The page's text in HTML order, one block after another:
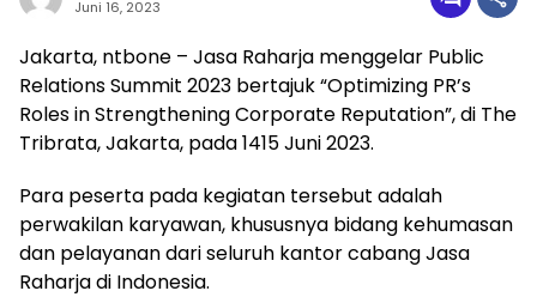
Juni 16, 2023
Jakarta, ntbone – Jasa Raharja menggelar Public
Relations Summit 2023 bertajuk “Optimizing PR’s
Roles in Strengthening Corporate Reputation”, di The
Tribrata, Jakarta, pada 1415 Juni 2023.
Para peserta pada kegiatan tersebut adalah
perwakilan karyawan, khususnya bidang kehumasan
dan pelayanan dari seluruh kantor cabang Jasa
Raharja di Indonesia.